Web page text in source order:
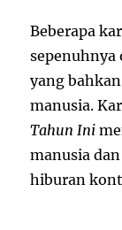
Beberapa
sepenuhnya
yang
manusia.
Tahun Ini
manusia
hiburan